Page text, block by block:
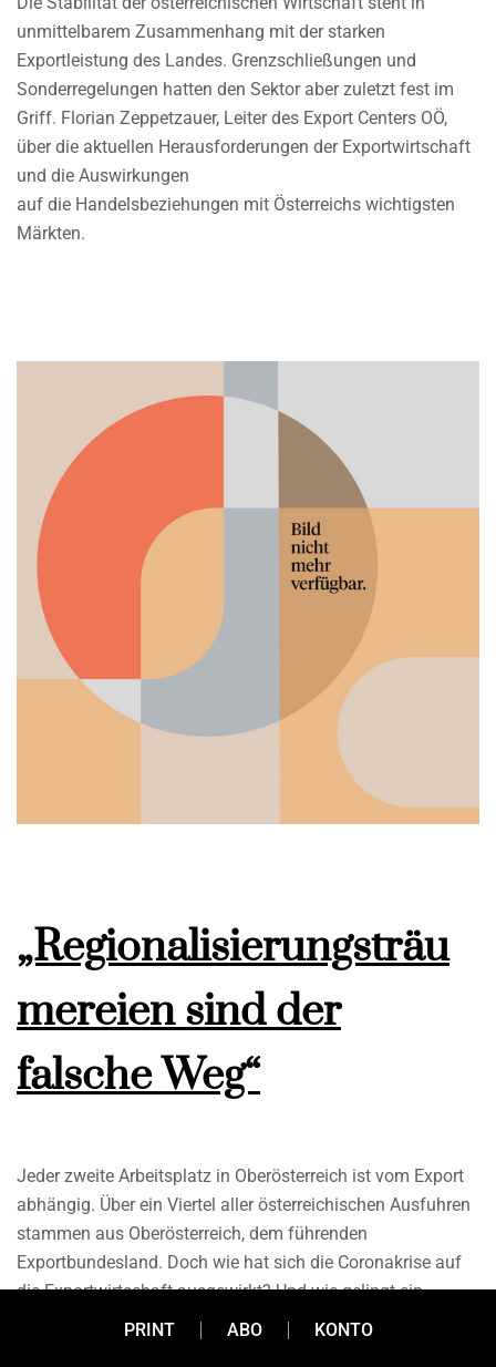
unmittelbarem Zusammenhang mit der starken
Exportleistung des Landes. Grenzschließungen und
Sonderregelungen hatten den Sektor aber zuletzt fest im
Griff. Florian Zeppetzauer, Leiter des Export Centers OÖ,
über die aktuellen Herausforderungen der Exportwirtschaft
und die Auswirkungen
auf die Handelsbeziehungen mit Österreichs wichtigsten
Märkten.
„Regionalisierungsträu
mereien sind der
falsche Weg“
Jeder zweite Arbeitsplatz in Oberösterreich ist vom Export
abhängig. Über ein Viertel aller österreichischen Ausfuhren
stammen aus Oberösterreich, dem führenden
Exportbundesland. Doch wie hat sich die Coronakrise auf
die Exportwirtschaft ausgewirkt? Und wie gelingt ein
erfolgreiches Comeback? Joachim Haindl-Grutsch,
PRINT ABO KONTO